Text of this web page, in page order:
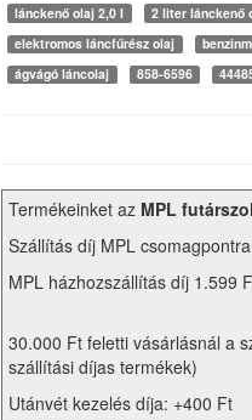
lánckenő olaj 2,0 l
2 liter lánckenő
elektromos láncfűrész olaj
ágvágó láncolaj
858-6596
Termékeinket az MPL
Szállítás díj MPL
MPL házhozszállítás díj 1.599
30.000 Ft feletti vásárlásnál a
szállítási díjas termékek)
Utánvét kezelés díja: +400 Ft